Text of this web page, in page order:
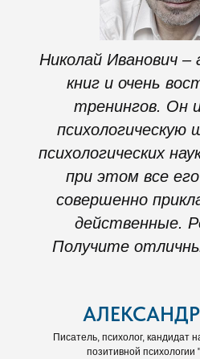
Николай Иванович –
книг и очень
тренингов. Он
психологическую
психологических
при этом все
совершенно
действенные.
Получите
Писатель, психолог, кандидат
позитивной психологии